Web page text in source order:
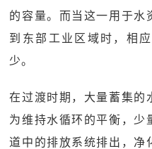
的容量。而当这一用于水
到东部工业区域时，相
少。
在过渡时期，大量蓄集的
为维持水循环的平衡，少
道中的排放系统排出，净